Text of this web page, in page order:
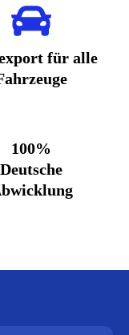
für alle
100%
Deutsche